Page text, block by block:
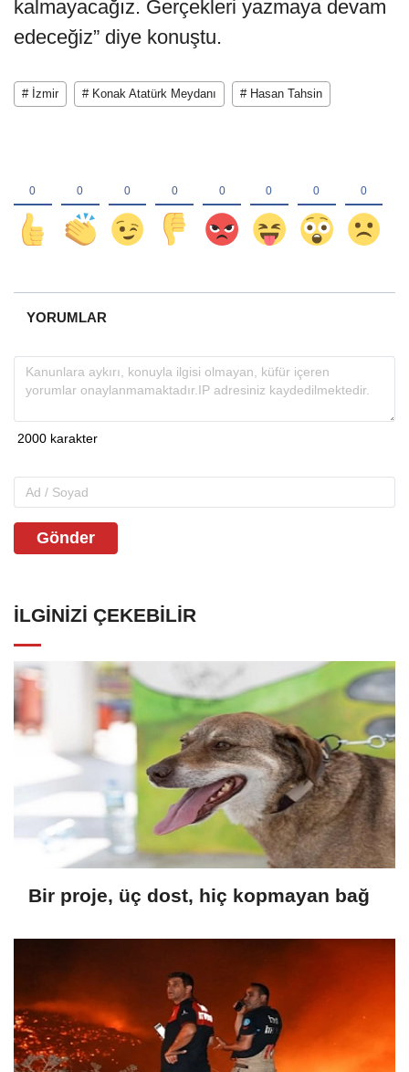
kalmayacağız. Gerçekleri yazmaya devam
edeceğiz” diye konuştu.
# İzmir # Konak Atatürk Meydanı # Hasan Tahsin
YORUMLAR
Gönder
İLGINIZI ÇEKEBILIR
Bir proje, üç dost, hiç kopmayan bağ